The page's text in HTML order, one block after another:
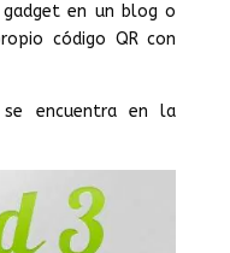
en un blog o
código QR con
encuentra en la